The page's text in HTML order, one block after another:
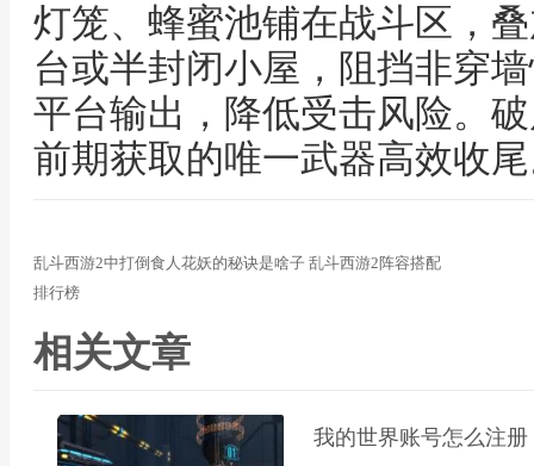
灯笼、蜂蜜池铺在战斗区，
台或半封闭小屋，阻挡非穿
平台输出，降低受击风险。
前期获取的唯一武器高效收
乱斗西游2中打倒食人花妖的秘诀是啥子 乱斗西游2阵容搭配
排行榜
相关文章
我的世界账号怎么注